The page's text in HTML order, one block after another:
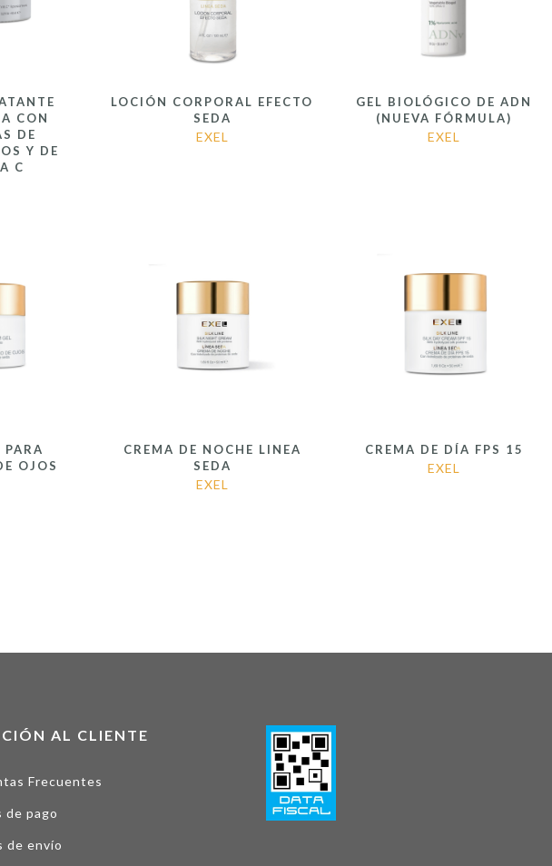
CON
DE
Y DE
C
LOCIÓN CORPORAL EFECTO
SEDA
EXEL
GEL BIOLÓGICO DE ADN
(NUEVA FÓRMULA)
EXEL
PARA
OJOS
CREMA DE NOCHE LINEA
SEDA
EXEL
CREMA DE DÍA FPS 15
EXEL
AL CLIENTE
Frecuentes
de pago
de envío